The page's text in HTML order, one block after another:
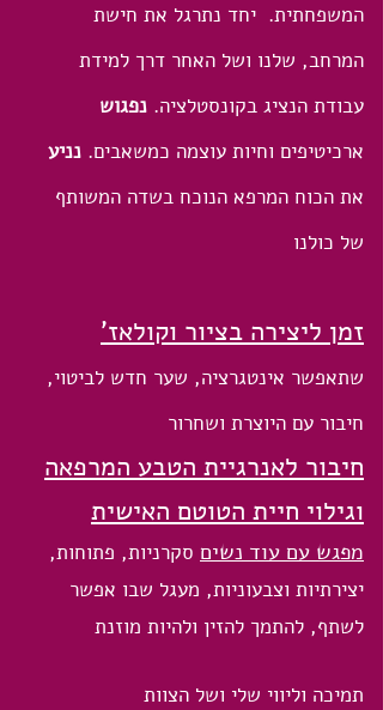
המשפחתית. יחד נתרגל את חישת
המרחב, שלנו ושל האחר דרך למידת
עבודת הנציג בקונסטלציה. נפגוש
ארכיטיפים וחיות עוצמה כמשאבים. נניע
את הכוח המרפא הנוכח בשדה המשותף
של כולנו
זמן ליצירה בציור וקולאז'
שתאפשר אינטגרציה, שער חדש לביטוי,
חיבור עם היוצרת ושחרור
חיבור לאנרגיית הטבע המרפאה
וגילוי חיית הטוטם האישית
מפגש עם עוד נשים סקרניות, פתוחות,
יצירתיות וצבעוניות, מעגל שבו אפשר
לשתף, להתמך להזין ולהיות מוזנת
תמיכה וליווי שלי ושל הצוות